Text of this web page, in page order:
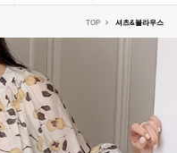
TOP 셔츠&블라우스